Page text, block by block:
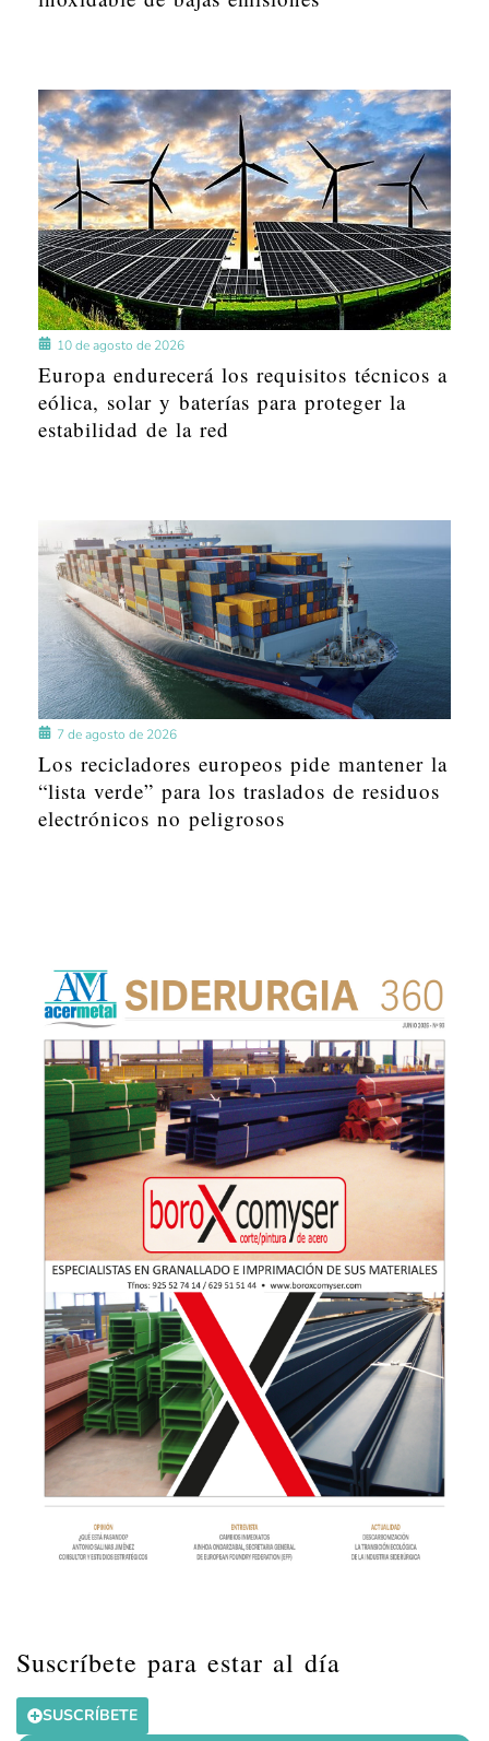
10 de agosto de 2026
Europa endurecerá los requisitos técnicos a
eólica, solar y baterías para proteger la
estabilidad de la red
7 de agosto de 2026
Los recicladores europeos pide mantener la
“lista verde” para los traslados de residuos
electrónicos no peligrosos
Suscríbete para estar al día
SUSCRÍBETE